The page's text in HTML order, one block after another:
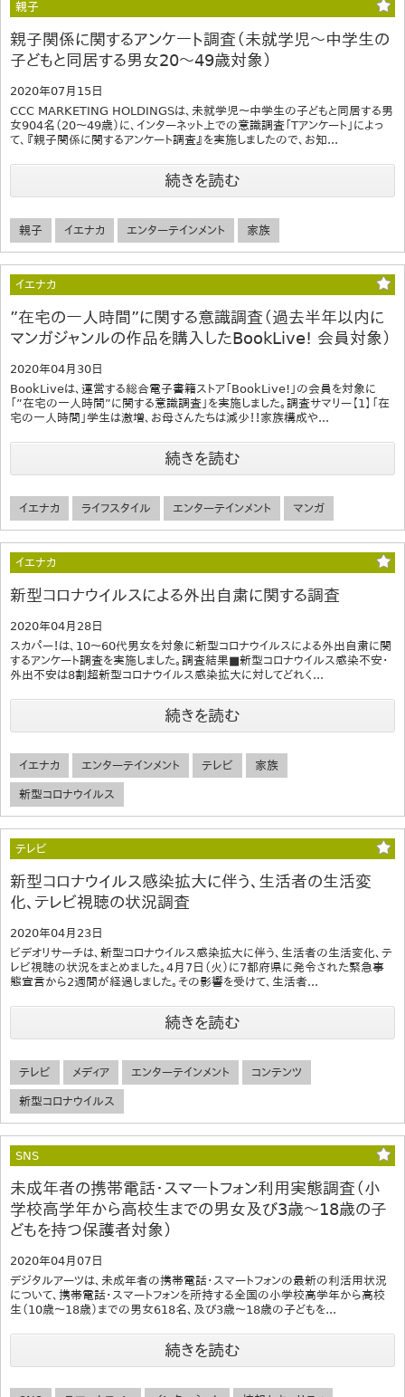
親子
親子関係に関するアンケート調査（未就学児～中学生の
子どもと同居する男女20～49歳対象）
2020年07月15日
CCC MARKETING HOLDINGSは、未就学児～中学生の子どもと同居する男
女904名（20～49歳）に、インターネット上での意識調査「Tアンケート」によっ
て、『親子関係に関するアンケート調査』を実施しましたので、お知...
続きを読む
親子 イエナカ エンターテインメント 家族
イエナカ
”在宅の一人時間”に関する意識調査（過去半年以内に
マンガジャンルの作品を購入したBookLive! 会員対象）
2020年04月30日
BookLiveは、運営する総合電子書籍ストア「BookLive!」の会員を対象に
「”在宅の一人時間”に関する意識調査」を実施しました。調査サマリー【1】「在
宅の一人時間」学生は激増、お母さんたちは減少！！家族構成や...
続きを読む
イエナカ ライフスタイル エンターテインメント マンガ
イエナカ
新型コロナウイルスによる外出自粛に関する調査
2020年04月28日
スカパー！は、10～60代男女を対象に新型コロナウイルスによる外出自粛に関
するアンケート調査を実施しました。調査結果■新型コロナウイルス感染不安・
外出不安は8割超新型コロナウイルス感染拡大に対してどれく...
続きを読む
イエナカ エンターテインメント テレビ 家族
新型コロナウイルス
テレビ
新型コロナウイルス感染拡大に伴う、生活者の生活変
化、テレビ視聴の状況調査
2020年04月23日
ビデオリサーチは、新型コロナウイルス感染拡大に伴う、生活者の生活変化、テ
レビ視聴の状況をまとめました。4月7日（火）に7都府県に発令された緊急事
態宣言から2週間が経過しました。その影響を受けて、生活者...
続きを読む
テレビ メディア エンターテインメント コンテンツ
新型コロナウイルス
SNS
未成年者の携帯電話・スマートフォン利用実態調査（小
学校高学年から高校生までの男女及び3歳～18歳の子
どもを持つ保護者対象）
2020年04月07日
デジタルアーツは、未成年者の携帯電話・スマートフォンの最新の利活用状況
について、携帯電話・スマートフォンを所持する全国の小学校高学年から高校
生（10歳～18歳）までの男女618名、及び3歳～18歳の子どもを...
続きを読む